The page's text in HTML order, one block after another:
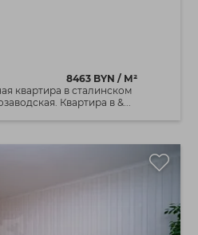
8463 BYN / М²
квартира в сталинском
Квартира в &...